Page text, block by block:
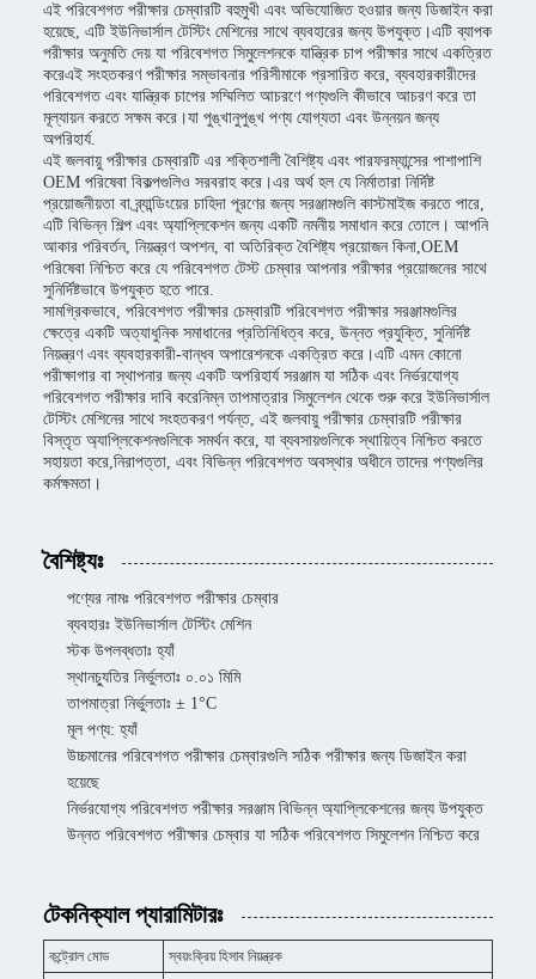
এই পরিবেশগত পরীক্ষার চেম্বারটি বহুমুখী এবং অভিযোজিত হওয়ার জন্য ডিজাইন করা
হয়েছে, এটি ইউনিভার্সাল টেস্টিং মেশিনের সাথে ব্যবহারের জন্য উপযুক্ত।এটি ব্যাপক
পরীক্ষার অনুমতি দেয় যা পরিবেশগত সিমুলেশনকে যান্ত্রিক চাপ পরীক্ষার সাথে একত্রিত
করেএই সংহতকরণ পরীক্ষার সম্ভাবনার পরিসীমাকে প্রসারিত করে, ব্যবহারকারীদের
পরিবেশগত এবং যান্ত্রিক চাপের সম্মিলিত আচরণে পণ্যগুলি কীভাবে আচরণ করে তা
মূল্যায়ন করতে সক্ষম করে।যা পুঙ্খানুপুঙ্খ পণ্য যোগ্যতা এবং উন্নয়ন জন্য
অপরিহার্য.
এই জলবায়ু পরীক্ষার চেম্বারটি এর শক্তিশালী বৈশিষ্ট্য এবং পারফরম্যান্সের পাশাপাশি
OEM পরিষেবা বিকল্পগুলিও সরবরাহ করে।এর অর্থ হল যে নির্মাতারা নির্দিষ্ট
প্রয়োজনীয়তা বা ব্র্যান্ডিংয়ের চাহিদা পূরণের জন্য সরঞ্জামগুলি কাস্টমাইজ করতে পারে,
এটি বিভিন্ন শিল্প এবং অ্যাপ্লিকেশন জন্য একটি নমনীয় সমাধান করে তোলে। আপনি
আকার পরিবর্তন, নিয়ন্ত্রণ অপশন, বা অতিরিক্ত বৈশিষ্ট্য প্রয়োজন কিনা,OEM
পরিষেবা নিশ্চিত করে যে পরিবেশগত টেস্ট চেম্বার আপনার পরীক্ষার প্রয়োজনের সাথে
সুনির্দিষ্টভাবে উপযুক্ত হতে পারে.
সামগ্রিকভাবে, পরিবেশগত পরীক্ষার চেম্বারটি পরিবেশগত পরীক্ষার সরঞ্জামগুলির
ক্ষেত্রে একটি অত্যাধুনিক সমাধানের প্রতিনিধিত্ব করে, উন্নত প্রযুক্তি, সুনির্দিষ্ট
নিয়ন্ত্রণ এবং ব্যবহারকারী-বান্ধব অপারেশনকে একত্রিত করে।এটি এমন কোনো
পরীক্ষাগার বা স্থাপনার জন্য একটি অপরিহার্য সরঞ্জাম যা সঠিক এবং নির্ভরযোগ্য
পরিবেশগত পরীক্ষার দাবি করেনিম্ন তাপমাত্রার সিমুলেশন থেকে শুরু করে ইউনিভার্সাল
টেস্টিং মেশিনের সাথে সংহতকরণ পর্যন্ত, এই জলবায়ু পরীক্ষার চেম্বারটি পরীক্ষার
বিস্তৃত অ্যাপ্লিকেশনগুলিকে সমর্থন করে, যা ব্যবসায়গুলিকে স্থায়িত্ব নিশ্চিত করতে
সহায়তা করে,নিরাপত্তা, এবং বিভিন্ন পরিবেশগত অবস্থার অধীনে তাদের পণ্যগুলির
কর্মক্ষমতা।
বৈশিষ্ট্যঃ
পণ্যের নামঃ পরিবেশগত পরীক্ষার চেম্বার
ব্যবহারঃ ইউনিভার্সাল টেস্টিং মেশিন
স্টক উপলব্ধতাঃ হ্যাঁ
স্থানচ্যুতির নির্ভুলতাঃ ০.০১ মিমি
তাপমাত্রা নির্ভুলতাঃ ± 1°C
মূল পণ্য: হ্যাঁ
উচ্চমানের পরিবেশগত পরীক্ষার চেম্বারগুলি সঠিক পরীক্ষার জন্য ডিজাইন করা
হয়েছে
নির্ভরযোগ্য পরিবেশগত পরীক্ষার সরঞ্জাম বিভিন্ন অ্যাপ্লিকেশনের জন্য উপযুক্ত
উন্নত পরিবেশগত পরীক্ষার চেম্বার যা সঠিক পরিবেশগত সিমুলেশন নিশ্চিত করে
টেকনিক্যাল প্যারামিটারঃ
কন্ট্রোল মোড
স্বয়ংক্রিয় হিসাব নিয়ন্ত্রক